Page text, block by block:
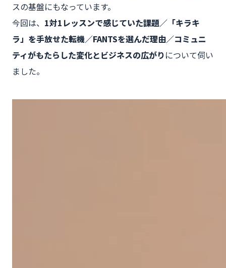
スの基盤にもなっています。
今回は、 1対1レッスンで感じていた課題／「キラキ
ラ」を手放せた転機／FANTSを選んだ理由／コミュニ
ティがもたらした変化とビジネスの広がりについて伺い
ました。